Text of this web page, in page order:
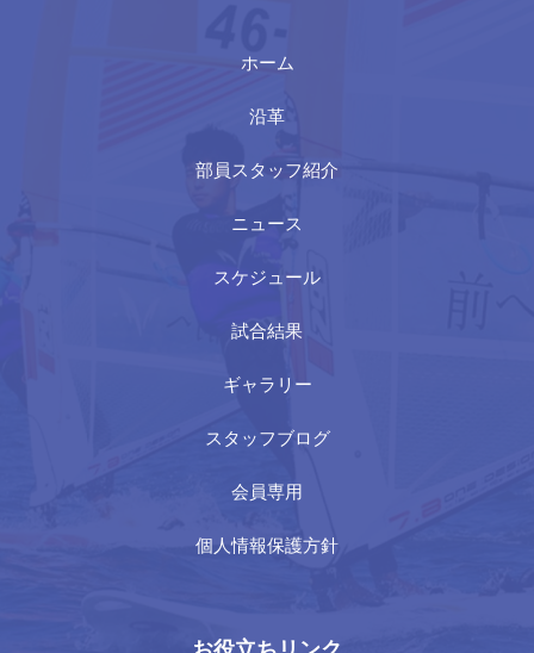
ホーム
沿革
部員スタッフ紹介
ニュース
スケジュール
試合結果
ギャラリー
スタッフブログ
会員専用
個人情報保護方針